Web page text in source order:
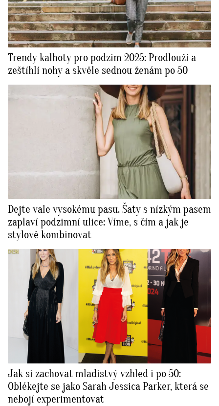
Trendy kalhoty pro podzim 2025: Prodlouží a
zeštíhlí nohy a skvěle sednou ženám po 50
Dejte vale vysokému pasu. Šaty s nízkým pasem
zaplaví podzimní ulice: Víme, s čím a jak je
stylově kombinovat
Jak si zachovat mladistvý vzhled i po 50:
Oblékejte se jako Sarah Jessica Parker, která se
nebojí experimentovat